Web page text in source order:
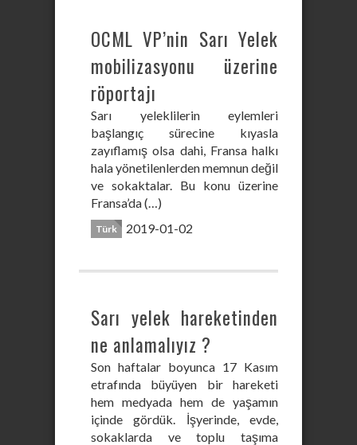
OCML VP’nin Sarı Yelek
mobilizasyonu üzerine
röportajı
Sarı yeleklilerin eylemleri
başlangıç sürecine kıyasla
zayıflamış olsa dahi, Fransa halkı
hala yönetilenlerden memnun değil
ve sokaktalar. Bu konu üzerine
Fransa’da (…)
Türk 2019-01-02
Sarı yelek hareketinden
ne anlamalıyız ?
Son haftalar boyunca 17 Kasım
etrafında büyüyen bir hareketi
hem medyada hem de yaşamın
içinde gördük. İşyerinde, evde,
sokaklarda ve toplu taşıma